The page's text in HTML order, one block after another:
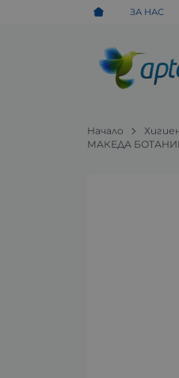
ЗА НАС
Начало
МАКЕДА